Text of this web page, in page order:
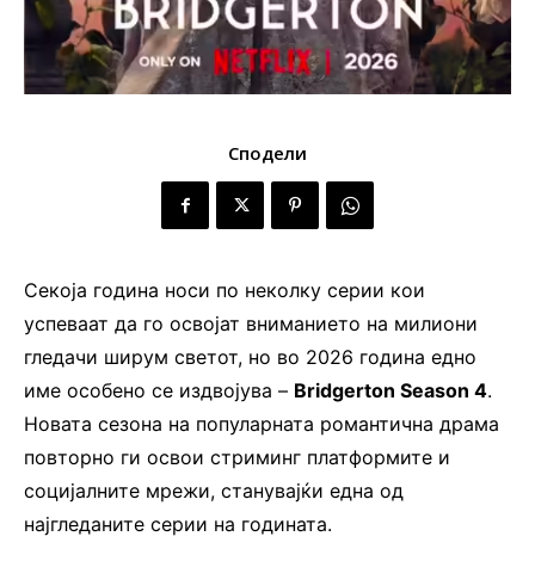
Сподели
Секоја година носи по неколку серии кои
успеваат да го освојат вниманието на милиони
гледачи ширум светот, но во 2026 година едно
име особено се издвојува – Bridgerton Season 4.
Новата сезона на популарната романтична драма
повторно ги освои стриминг платформите и
социјалните мрежи, станувајќи една од
најгледаните серии на годината.